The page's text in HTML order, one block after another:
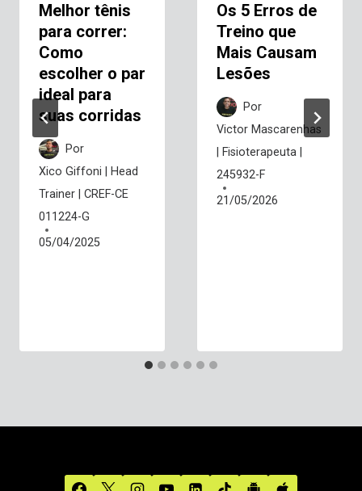
Melhor tênis
para correr:
Como
escolher o par
ideal para
suas corridas
Por
Xico Giffoni | Head
Trainer | CREF-CE
011224-G
05/04/2025
Os 5 Erros de
Treino que
Mais Causam
Lesões
Por
Victor Mascarenhas
| Fisioterapeuta |
245932-F
21/05/2026